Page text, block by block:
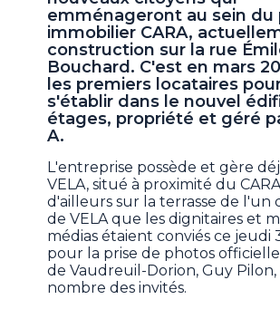
emménageront au sein du
immobilier CARA,
construction sur la rue
Bouchard. C'est en mars
les premiers locataires
s'établir dans le nouvel
étages, propriété et géré
A.
L'entreprise possède et gère
VELA, situé à proximité du
d'ailleurs sur la terrasse de l'un
de VELA que les dignitaires et
médias étaient conviés ce jeudi
pour la prise de photos
de Vaudreuil-Dorion, Guy
nombre des invités.